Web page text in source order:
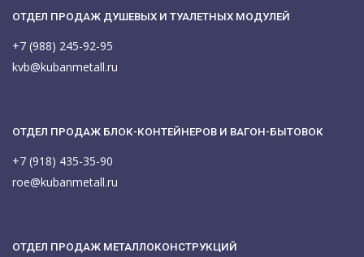
ОТДЕЛ ПРОДАЖ ДУШЕВЫХ И ТУАЛЕТНЫХ МОДУЛЕЙ
+7 (988) 245-92-95
kvb@kubanmetall.ru
ОТДЕЛ ПРОДАЖ БЛОК-КОНТЕЙНЕРОВ И ВАГОН-БЫТОВОК
+7 (918) 435-35-90
roe@kubanmetall.ru
ОТДЕЛ ПРОДАЖ МЕТАЛЛОКОНСТРУКЦИЙ